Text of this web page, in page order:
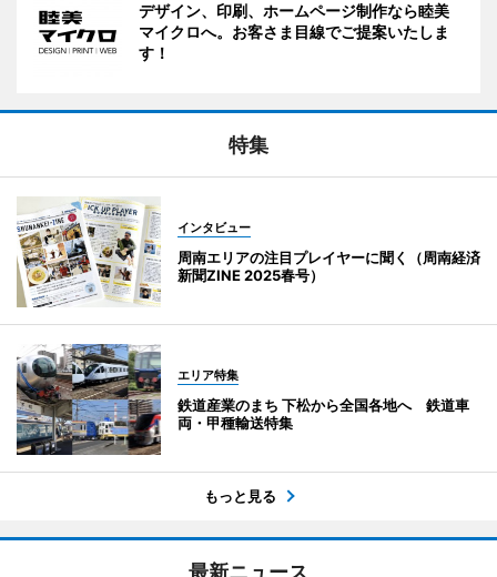
デザイン、印刷、ホームページ制作なら睦美
マイクロへ。お客さま目線でご提案いたしま
す！
特集
インタビュー
周南エリアの注目プレイヤーに聞く（周南経済
新聞ZINE 2025春号）
エリア特集
鉄道産業のまち 下松から全国各地へ 鉄道車
両・甲種輸送特集
もっと見る